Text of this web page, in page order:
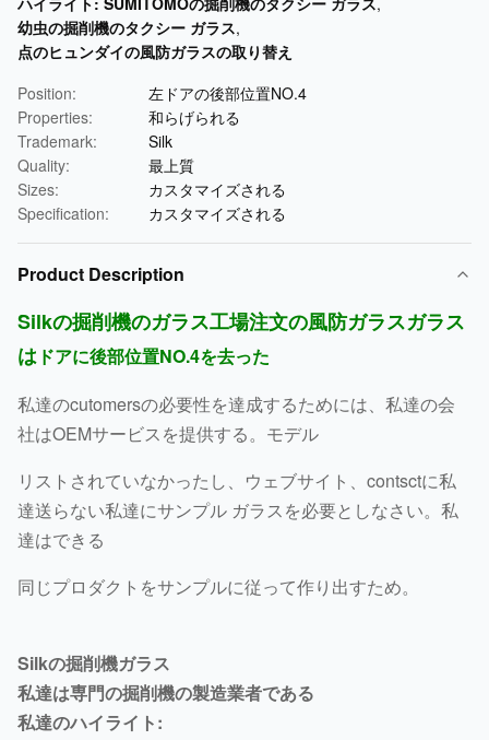
幼虫の掘削機のタクシー ガラス,
点のヒュンダイの風防ガラスの取り替え
Position:
左ドアの後部位置NO.4
Properties:
和らげられる
Trademark:
Silk
Quality:
最上質
Sizes:
カスタマイズされる
Specification:
カスタマイズされる
Product Description
Silkの掘削機のガラス工場注文の風防ガラスガラス
は ドアに後部位置NO.4を去った
私達のcutomersの必要性を達成するためには、私達の会
社はOEMサービスを提供する。モデル
リストされていなかったし、ウェブサイト、contsctに私
達送らない私達にサンプル ガラスを必要としなさい。私
達はできる
同じプロダクトをサンプルに従って作り出すため。
Silkの掘削機ガラス
私達は専門の掘削機の製造業者である
私達のハイライト: